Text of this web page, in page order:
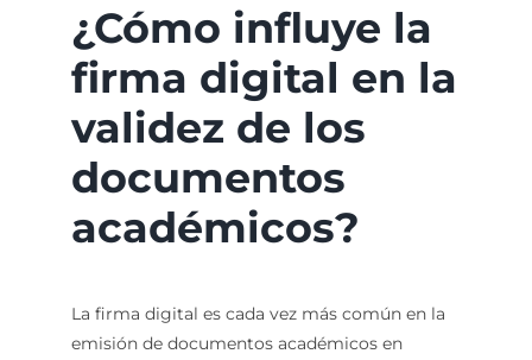
¿Cómo influye la
firma digital en la
validez de los
documentos
académicos?
La firma digital es cada vez más común en la
emisión de documentos académicos en